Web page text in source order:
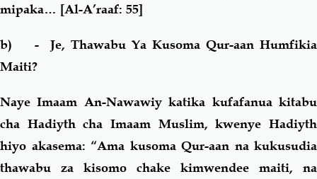
mipaka… [Al-A’raaf: 55]
b) - Je, Thawabu Ya Kusoma Qur-aan Humfikia
Maiti?
Naye Imaam An-Nawawiy katika kufafanua kitabu
cha Hadiyth cha Imaam Muslim, kwenye Hadiyth
hiyo akasema: “Ama kusoma Qur-aan na kukusudia
thawabu za kisomo chake kimwendee maiti, na